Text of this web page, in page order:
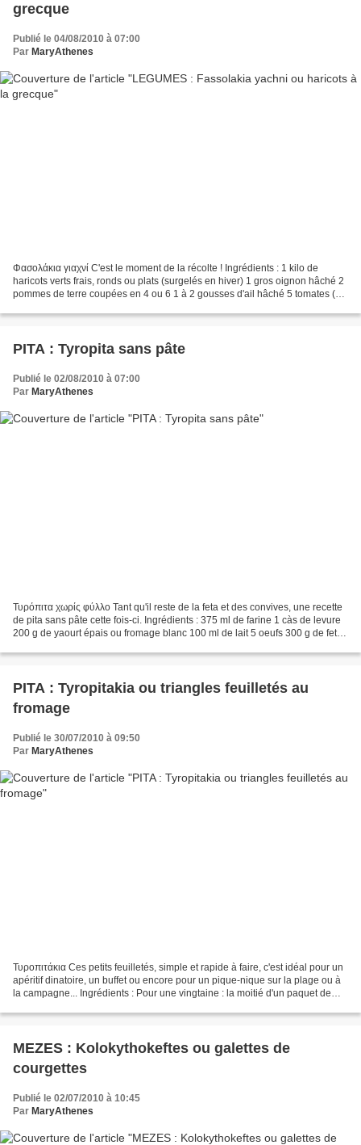
grecque
Publié le 04/08/2010 à 07:00
Par MaryAthenes
Φασολάκια γιαχνί C'est le moment de la récolte ! Ingrédients : 1 kilo de
haricots verts frais, ronds ou plats (surgelés en hiver) 1 gros oignon hâché 2
pommes de terre coupées en 4 ou 6 1 à 2 gousses d'ail hâché 5 tomates (1
PITA : Tyropita sans pâte
Publié le 02/08/2010 à 07:00
Par MaryAthenes
Τυρόπιτα χωρίς φύλλο Tant qu'il reste de la feta et des convives, une recette
de pita sans pâte cette fois-ci. Ingrédients : 375 ml de farine 1 càs de levure
200 g de yaourt épais ou fromage blanc 100 ml de lait 5 oeufs 300 g de feta
PITA : Tyropitakia ou triangles feuilletés au
fromage
Publié le 30/07/2010 à 09:50
Par MaryAthenes
Τυροπιτάκια Ces petits feuilletés, simple et rapide à faire, c'est idéal pour un
apéritif dinatoire, un buffet ou encore pour un pique-nique sur la plage ou à
la campagne... Ingrédients : Pour une vingtaine : la moitié d'un paquet de
MEZES : Kolokythokeftes ou galettes de
courgettes
Publié le 02/07/2010 à 10:45
Par MaryAthenes